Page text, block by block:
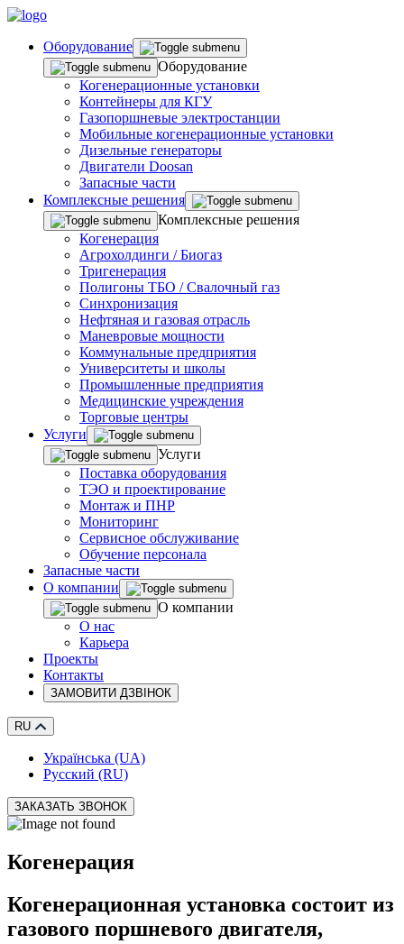
Оборудование
Оборудование
Когенерационные установки
Контейнеры для КГУ
Газопоршневые электростанции
Мобильные когенерационные установки
Дизельные генераторы
Двигатели Doosan
Запасные части
Комплексные решения
Комплексные решения
Когенерация
Агрохолдинги / Биогаз
Тригенерация
Полигоны ТБО / Свалочный газ
Синхронизация
Нефтяная и газовая отрасль
Маневровые мощности
Коммунальные предприятия
Университеты и школы
Промышленные предприятия
Медицинские учреждения
Торговые центры
Услуги
Услуги
Поставка оборудования
ТЭО и проектирование
Монтаж и ПНР
Мониторинг
Сервисное обслуживание
Обучение персонала
Запасные части
О компании
О компании
О нас
Карьера
Проекты
Контакты
ЗАМОВИТИ ДЗВІНОК
RU
Українська (UA)
Русский (RU)
ЗАКАЗАТЬ ЗВОНОК
Когенерация
Когенерационная установка состоит из
газового поршневого двигателя,